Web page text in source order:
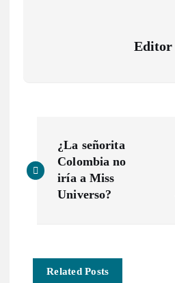
Editor
a
g
¿La señorita
Colombia no
iría a Miss
Universo?
Related Posts